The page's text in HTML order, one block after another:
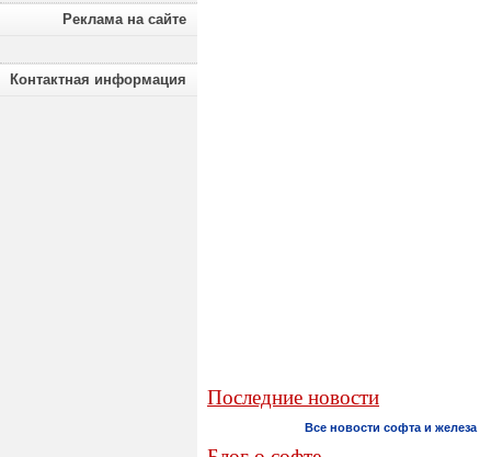
Реклама на сайте
Контактная информация
Последние новости
Все новости софта и железа